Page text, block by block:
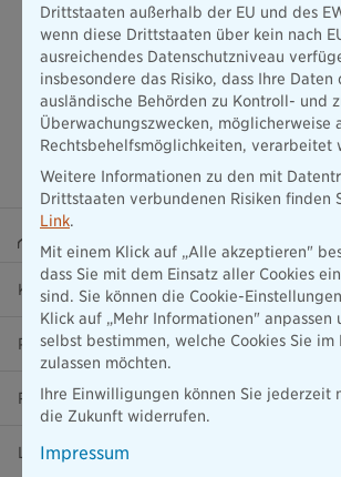
Karriere
Presse
Ratgeber
Lob & Kritik
Drittstaaten außerhalb der EU und des
wenn diese Drittstaaten über kein nach
ausreichendes Datenschutzniveau
insbesondere das Risiko, dass Ihre Daten
ausländische Behörden zu Kontroll- und
Überwachungszwecken, möglicherweise
Rechtsbehelfsmöglichkeiten, verarbeitet
Weitere Informationen zu den mit
Drittstaaten verbundenen Risiken finden
Link.
Mit einem Klick auf „Alle akzeptieren"
dass Sie mit dem Einsatz aller Cookies
sind. Sie können die Cookie-
Klick auf „Mehr Informationen" anpassen
selbst bestimmen, welche Cookies Sie im
zulassen möchten.
Ihre Einwilligungen können Sie jederzeit
die Zukunft widerrufen.
Impressum